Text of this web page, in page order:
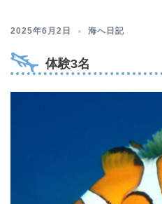
2025年6月2日 海へ日記
体験3名